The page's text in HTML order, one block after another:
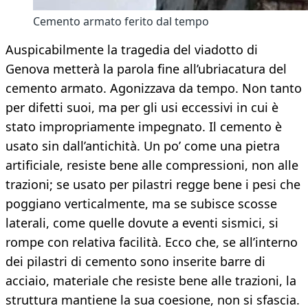
Cemento armato ferito dal tempo
Auspicabilmente la tragedia del viadotto di
Genova metterà la parola fine all’ubriacatura del
cemento armato. Agonizzava da tempo. Non tanto
per difetti suoi, ma per gli usi eccessivi in cui è
stato impropriamente impegnato. Il cemento è
usato sin dall’antichità. Un po’ come una pietra
artificiale, resiste bene alle compressioni, non alle
trazioni; se usato per pilastri regge bene i pesi che
poggiano verticalmente, ma se subisce scosse
laterali, come quelle dovute a eventi sismici, si
rompe con relativa facilità. Ecco che, se all’interno
dei pilastri di cemento sono inserite barre di
acciaio, materiale che resiste bene alle trazioni, la
struttura mantiene la sua coesione, non si sfascia.